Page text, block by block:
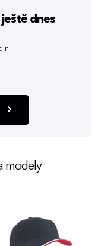
ještě dnes
modely